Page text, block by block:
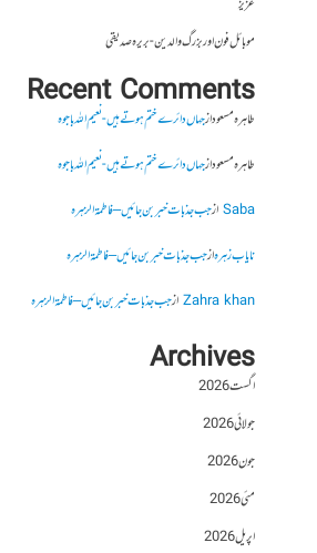
موبائل فون اور بزرگ والدین- بریرہ صدیقی
Recent Comments
طاہرہ مسعودازجہاں دائرے ختم ہوتے ہیں- نعیم اللہ باجوہ
طاہرہ مسعودازجہاں دائرے ختم ہوتے ہیں- نعیم اللہ باجوہ
Sabaازجب جذبات خبر بن جائیں – فاطمۃالزہرہ
نایاب زہرہازجب جذبات خبر بن جائیں – فاطمۃالزہرہ
Zahra khanازجب جذبات خبر بن جائیں – فاطمۃالزہرہ
Archives
اگست 2026
جولائی 2026
جون 2026
مئی 2026
اپریل 2026